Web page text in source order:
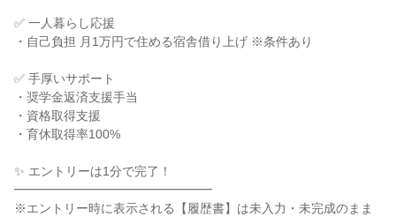
✅️ 一人暮らし応援
・自己負担 月1万円で住める宿舎借り上げ ※条件あり
✅️ 手厚いサポート
・奨学金返済支援手当
・資格取得支援
・育休取得率100%
✨️ エントリーは1分で完了！
━━━━━━━━━━━━━━━━
※エントリー時に表示される【履歴書】は未入力・未完成のまま